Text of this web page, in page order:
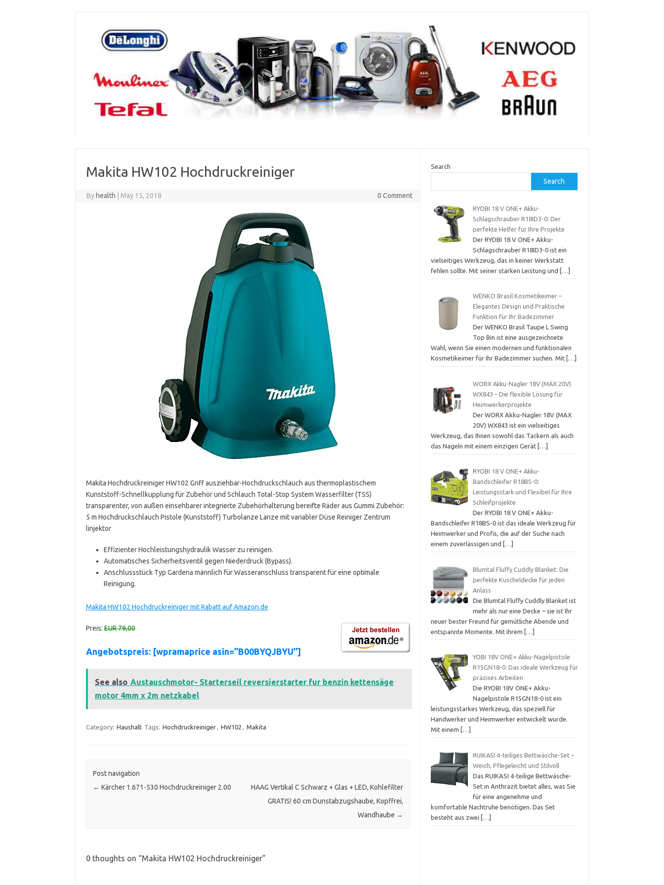
Makita HW102 Hochdruckreiniger
By health May 15, 2018 0 Comment
Makita Hochdruckreiniger HW102 Griff ausziehbar-Hochdruckschlauch aus thermoplastischem
Kunststoff-Schnellkupplung für Zubehör und Schlauch Total-Stop System Wasserfilter (TSS)
transparenter, von außen einsehbarer integrierte Zubehörhalterung bereifte Räder aus Gummi Zubehör:
5 m Hochdruckschlauch Pistole (Kunststoff) Turbolanze Lanze mit variabler Düse Reiniger Zentrum
linjektor
Effizienter Hochleistungshydraulik Wasser zu reinigen.
Automatisches Sicherheitsventil gegen Niederdruck (Bypass).
Anschlussstück Typ Gardena männlich für Wasseranschluss transparent für eine optimale
Reinigung.
Makita HW102 Hochdruckreiniger mit Rabatt auf Amazon.de
Preis:EUR 79,00
Angebotspreis: [wpramaprice asin=”B00BYQJBYU”]
See also Austauschmotor- Starterseil reversierstarter fur benzin kettensäge
motor 4mm x 2m netzkabel
Category: Haushalt Tags: Hochdruckreiniger, HW102 , Makita
Post navigation
← Kärcher 1.671-530 Hochdruckreiniger 2.00
HAAG Vertikal C Schwarz + Glas + LED, Kohlefilter
GRATIS! 60 cm Dunstabzugshaube, Kopffrei,
Wandhaube →
0 thoughts on “Makita HW102 Hochdruckreiniger”
Search
Search
RYOBI 18 V ONE+ Akku-
Schlagschrauber R18ID3-0: Der
perfekte Helfer für Ihre Projekte
Der RYOBI 18 V ONE+ Akku-
Schlagschrauber R18ID3-0 ist ein
vielseitiges Werkzeug, das in keiner Werkstatt
fehlen sollte. Mit seiner starken Leistung und
[…]
WENKO Brasil Kosmetikeimer –
Elegantes Design und Praktische
Funktion für Ihr Badezimmer
Der WENKO Brasil Taupe L Swing
Top Bin ist eine ausgezeichnete
Wahl, wenn Sie einen modernen und funktionalen
Kosmetikeimer für Ihr Badezimmer suchen. Mit […]
WORX Akku-Nagler 18V (MAX 20V)
WX843 – Die flexible Lösung für
Heimwerkerprojekte
Der WORX Akku-Nagler 18V (MAX
20V) WX843 ist ein vielseitiges
Werkzeug, das Ihnen sowohl das Tackern als auch
das Nageln mit einem einzigen Gerät […]
RYOBI 18 V ONE+ Akku-
Bandschleifer R18BS-0:
Leistungsstark und Flexibel für Ihre
Schleifprojekte
Der RYOBI 18 V ONE+ Akku-
Bandschleifer R18BS-0 ist das ideale Werkzeug für
Heimwerker und Profis, die auf der Suche nach
einem zuverlässigen und
[…]
Blumtal Fluffy Cuddly Blanket: Die
perfekte Kuscheldecke für jeden
Anlass
Die Blumtal Fluffy Cuddly Blanket ist
mehr als nur eine Decke – sie ist Ihr
neuer bester Freund für gemütliche Abende und
entspannte Momente. Mit ihrem
[…]
YOBI 18V ONE+ Akku-Nagelpistole
R15GN18-0: Das ideale Werkzeug für
präzises Arbeiten
Die RYOBI 18V ONE+ Akku-
Nagelpistole R15GN18-0 ist ein
leistungsstarkes Werkzeug, das speziell für
Handwerker und Heimwerker entwickelt wurde.
Mit einem
[…]
RUIKASI 4-teiliges Bettwäsche-Set –
Weich, Pflegeleicht und Stilvoll
Das RUIKASI 4-teilige Bettwäsche-
Set in Anthrazit bietet alles, was Sie
für eine angenehme und
komfortable Nachtruhe benötigen. Das Set
besteht aus zwei
[…]